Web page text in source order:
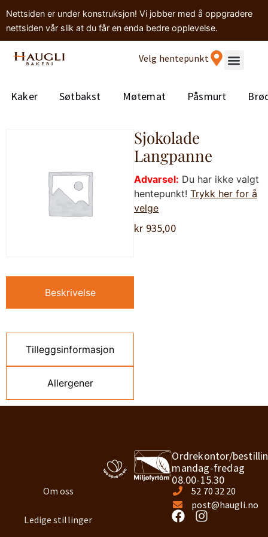
Nettsiden er under konstruksjon! Vi jobber med å oppgradere
nettsiden vår slik at du får en enda bedre opplevelse.
Velg hentepunkt
Kaker Søtbakst Møtemat Påsmurt
Beskrivelse
Tilleggsinformasjon
Allergener
Sjokolade
Langpanne
Advarsel: Du har ikke valgt
hentepunkt! Trykk her for å
velge
kr 935,00
Om oss
Ledige stillinger
Ordrekontor/
mandag-fredag
08.00-15.30
52 70 32 20
post@haugli.no